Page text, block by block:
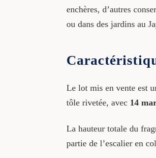
enchères, d’autres
ou dans des jardins au
Le lot mis en vente est
tôle rivetée, avec 14
La hauteur totale du
partie de l’escalier en